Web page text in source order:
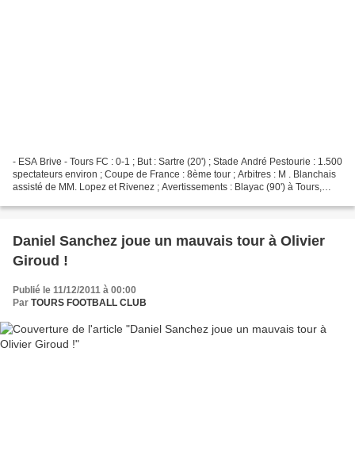
- ESA Brive - Tours FC : 0-1 ; But : Sartre (20') ; Stade André Pestourie : 1.500
spectateurs environ ; Coupe de France : 8ème tour ; Arbitres : M . Blanchais
assisté de MM. Lopez et Rivenez ; Avertissements : Blayac (90') à Tours,
Daniel Sanchez joue un mauvais tour à Olivier
Giroud !
Publié le 11/12/2011 à 00:00
Par TOURS FOOTBALL CLUB